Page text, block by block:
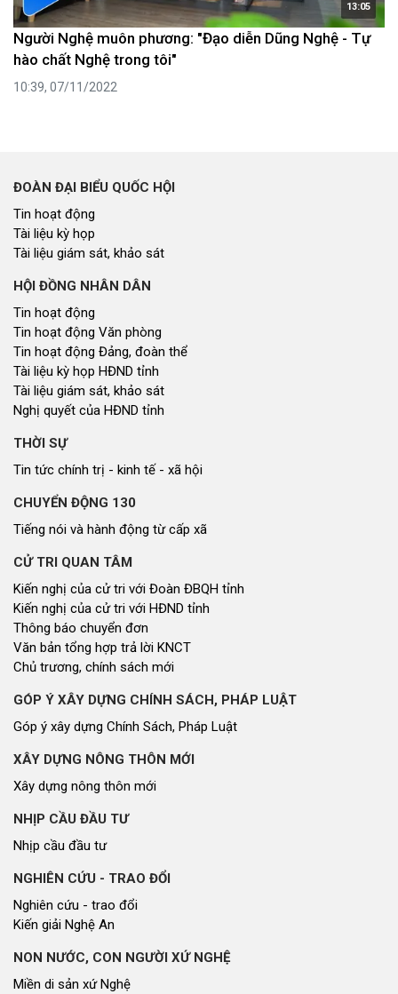
13:05
Người Nghệ muôn phương: "Đạo diễn Dũng Nghệ - Tự
hào chất Nghệ trong tôi"
10:39, 07/11/2022
ĐOÀN ĐẠI BIỂU QUỐC HỘI
Tin hoạt động
Tài liệu kỳ họp
Tài liệu giám sát, khảo sát
HỘI ĐỒNG NHÂN DÂN
Tin hoạt động
Tin hoạt động Văn phòng
Tin hoạt động Đảng, đoàn thể
Tài liệu kỳ họp HĐND tỉnh
Tài liệu giám sát, khảo sát
Nghị quyết của HĐND tỉnh
THỜI SỰ
Tin tức chính trị - kinh tế - xã hội
CHUYỂN ĐỘNG 130
Tiếng nói và hành động từ cấp xã
CỬ TRI QUAN TÂM
Kiến nghị của cử tri với Đoàn ĐBQH tỉnh
Kiến nghị của cử tri với HĐND tỉnh
Thông báo chuyển đơn
Văn bản tổng hợp trả lời KNCT
Chủ trương, chính sách mới
GÓP Ý XÂY DỰNG CHÍNH SÁCH, PHÁP LUẬT
Góp ý xây dựng Chính Sách, Pháp Luật
XÂY DỰNG NÔNG THÔN MỚI
Xây dựng nông thôn mới
NHỊP CẦU ĐẦU TƯ
Nhịp cầu đầu tư
NGHIÊN CỨU - TRAO ĐỔI
Nghiên cứu - trao đổi
Kiến giải Nghệ An
NON NƯỚC, CON NGƯỜI XỨ NGHỆ
Miền di sản xứ Nghệ